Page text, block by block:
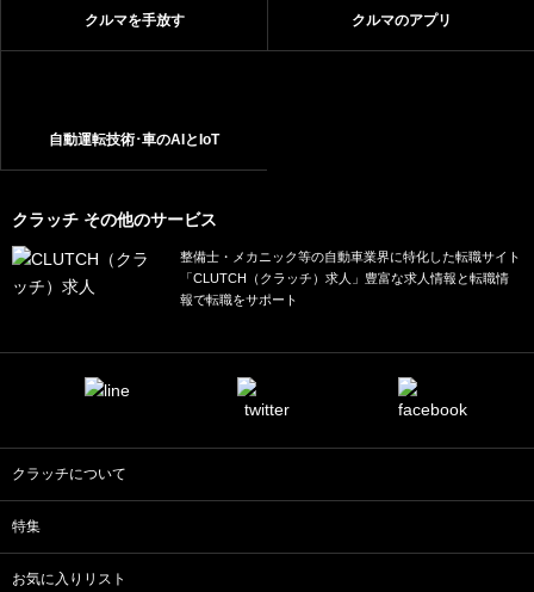
クルマを手放す クルマのアプリ
自動運転技術･車のAIとIoT
クラッチ その他のサービス
整備士・メカニック等の自動車業界に特化した転職サイト
「CLUTCH（クラッチ）求人」豊富な求人情報と転職情
報で転職をサポート
クラッチについて
特集
お気に入りリスト